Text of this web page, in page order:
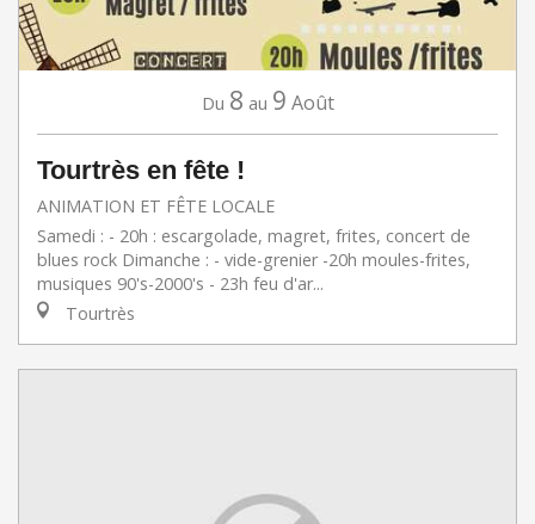
Du 8 au 9 Août
Tourtrès en fête !
ANIMATION ET FÊTE LOCALE
Samedi : - 20h : escargolade, magret, frites, concert de
blues rock Dimanche : - vide-grenier -20h moules-frites,
musiques 90's-2000's - 23h feu d'ar...
Tourtrès